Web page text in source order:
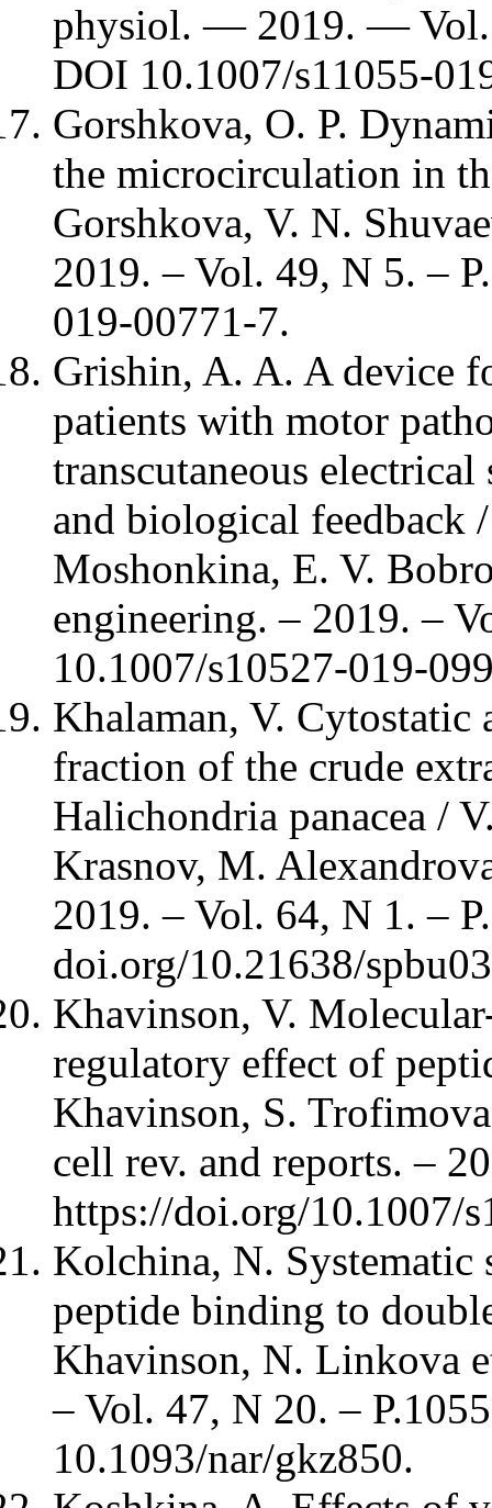
physiol. — 2019. —
DOI 10.1007/s11055-
Gorshkova, O. P.
the microcirculation in
Gorshkova, V. N.
2019. – Vol. 49, N 5. –
019-00771-7.
Grishin, A. A. A device
patients with motor
transcutaneous
and biological feedback
Moshonkina, E. V.
engineering. – 2019. –
10.1007/s10527-019-
Khalaman, V.
fraction of the crude
Halichondria panacea /
Krasnov, M.
2019. – Vol. 64, N 1. –
doi.org/10.21638/
Khavinson, V.
regulatory effect of
Khavinson, S.
cell rev. and reports. –
https://doi.org/10.1007/
Kolchina, N. Systematic
peptide binding to
Khavinson, N. Linkova
– Vol. 47, N 20. –
10.1093/nar/gkz850.